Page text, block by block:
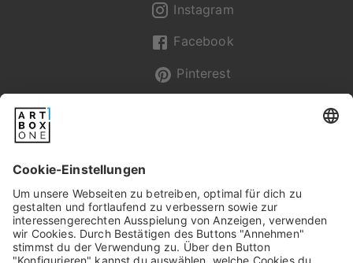
Instagram
Facebook
Pinterest
Pixum